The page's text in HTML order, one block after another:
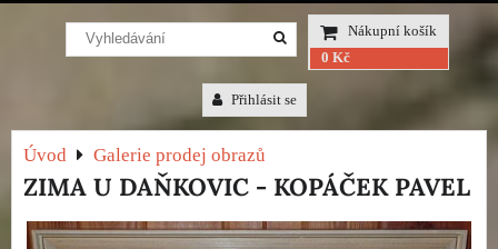
Nákupní košík
0 Kč
Přihlásit se
Úvod Galerie prodej obrazů
ZIMA U DAŇKOVIC - KOPÁČEK PAVEL